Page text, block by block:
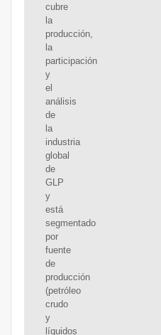
cubre
la
producción,
la
participación
y
el
análisis
de
la
industria
global
de
GLP
y
está
segmentado
por
fuente
de
producción
(petróleo
crudo
y
líquidos